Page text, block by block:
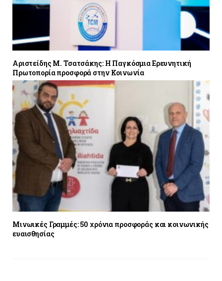
Αριστείδης M. Τσατσάκης: Η Παγκόσμια Ερευνητική
Πρωτοπορία προσφορά στην Κοινωνία
Μινωικές Γραμμές: 50 χρόνια προσφοράς και κοινωνικής
ευαισθησίας